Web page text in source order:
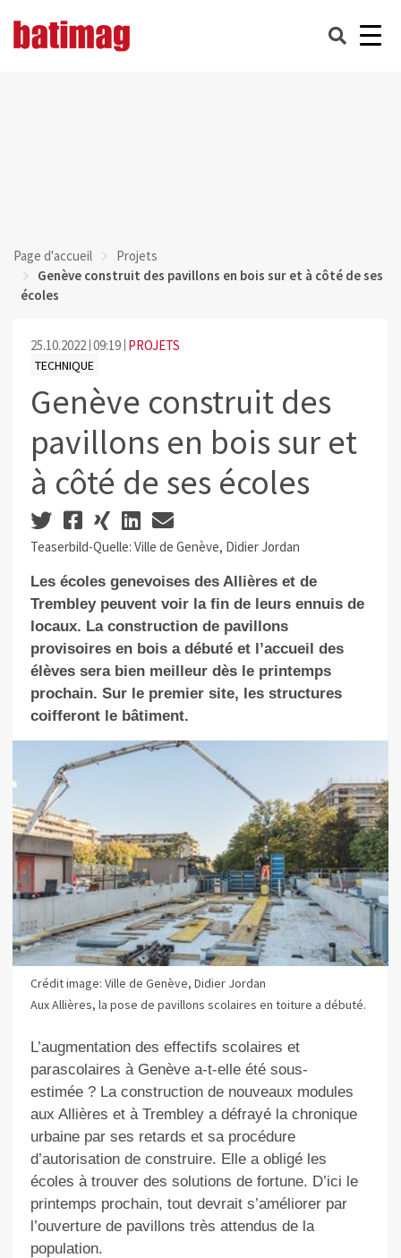
Page d'accueil
Projets
Genève construit des pavillons en bois sur et à côté de ses
écoles
25.10.2022 09:19 PROJETS
TECHNIQUE
Genève construit des
pavillons en bois sur et
à côté de ses écoles
Teaserbild-Quelle: Ville de Genève, Didier Jordan
Les écoles genevoises des Allières et de
Trembley peuvent voir la fin de leurs ennuis de
locaux. La construction de pavillons
provisoires en bois a débuté et l’accueil des
élèves sera bien meilleur dès le printemps
prochain. Sur le premier site, les structures
coifferont le bâtiment.
Crédit image: Ville de Genève, Didier Jordan
Aux Allières, la pose de pavillons scolaires en toiture a débuté.
L’augmentation des effectifs scolaires et
parascolaires à Genève a-t-elle été sous-
estimée ? La construction de nouveaux modules
aux Allières et à Trembley a défrayé la chronique
urbaine par ses retards et sa procédure
d’autorisation de construire. Elle a obligé les
écoles à trouver des solutions de fortune. D’ici le
printemps prochain, tout devrait s’améliorer par
l’ouverture de pavillons très attendus de la
population.